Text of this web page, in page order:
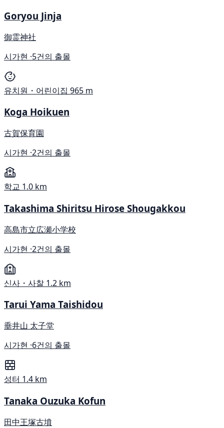
Goryou Jinja
御霊神社
시가현 ·5건의 출몰
유치원・어린이집 965 m
Koga Hoikuen
古賀保育園
시가현 ·2건의 출몰
학교 1.0 km
Takashima Shiritsu Hirose Shougakkou
高島市立広瀬小学校
시가현 ·2건의 출몰
신사・사찰 1.2 km
Tarui Yama Taishidou
垂井山 太子堂
시가현 ·6건의 출몰
성터 1.4 km
Tanaka Ouzuka Kofun
田中王塚古墳